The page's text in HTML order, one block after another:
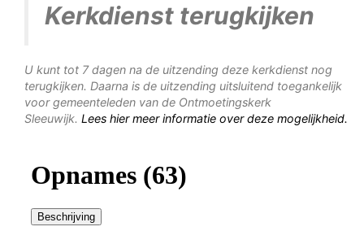
Kerkdienst terugkijken
U kunt tot 7 dagen na de uitzending deze kerkdienst nog
terugkijken. Daarna is de uitzending uitsluitend toegankelijk
voor gemeenteleden van de Ontmoetingskerk
Sleeuwijk. Lees hier meer informatie over deze mogelijkheid.